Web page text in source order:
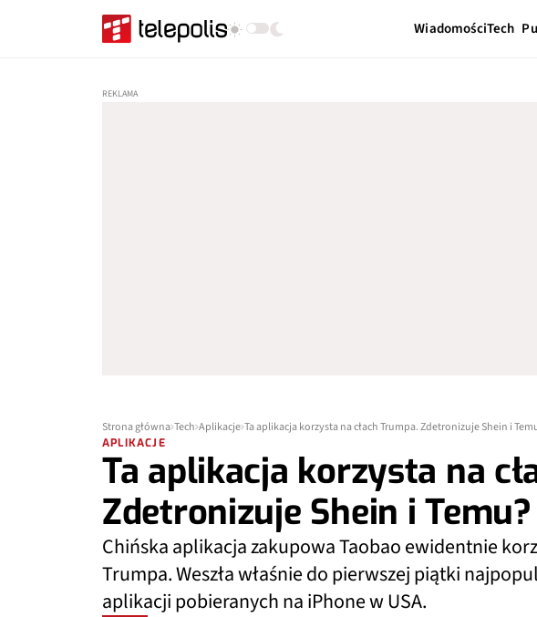
WiadomościTech
Strona główna Tech Aplikacje Ta aplikacja korzysta na cłach Trumpa. Zdetronizuje Shein i
APLIKACJE
Ta aplikacja korzysta na
Zdetronizuje Shein i Temu?
Chińska aplikacja zakupowa Taobao ewidentnie
Trumpa. Weszła właśnie do pierwszej piątki
aplikacji pobieranych na iPhone w USA.